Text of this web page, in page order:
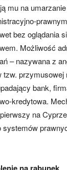
mu na
bez oglądania
Możliwość
– nazywana z
tzw.
bank,
kredytowa.
na
systemów